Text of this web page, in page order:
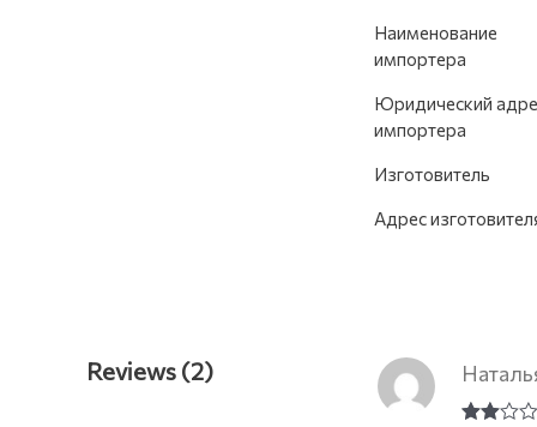
Наименование
импортера
Юридический
импортера
Изготовитель
Адрес
Reviews (2)